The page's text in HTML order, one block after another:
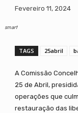
Fevereiro 11, 2024
smart
TAGS 25abril
A Comissão
25 de Abril,
operações que
restauração das